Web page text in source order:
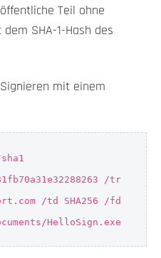
Teil ohne
SHA-1-Hash des
mit einem
/tr
/td SHA256 /fd
HelloSign.exe